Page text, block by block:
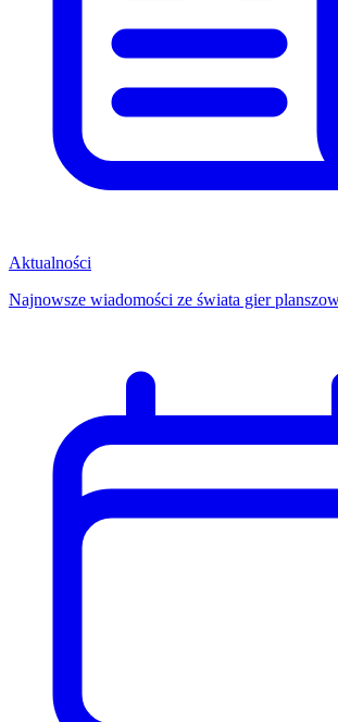
Aktualności
Najnowsze wiadomości ze świata gier